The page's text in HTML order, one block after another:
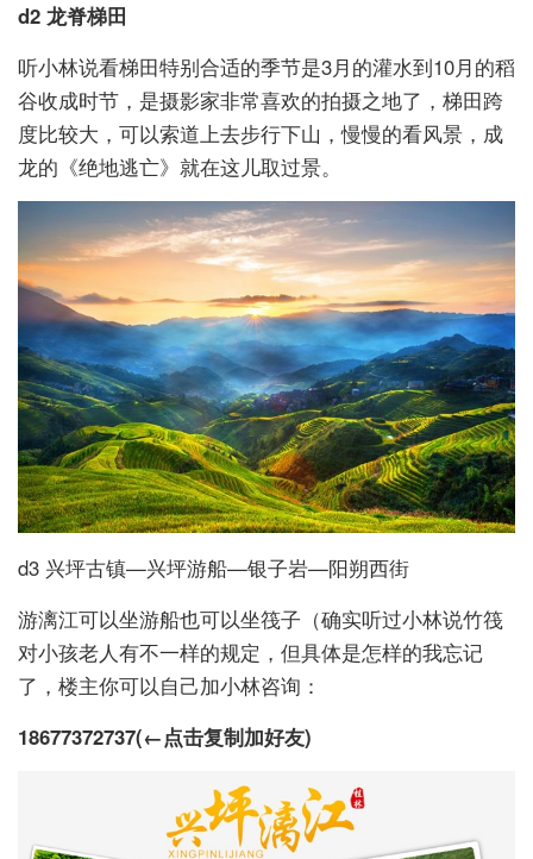
d2 龙脊梯田
听小林说看梯田特别合适的季节是3月的灌水到10月的稻
谷收成时节，是摄影家非常喜欢的拍摄之地了，梯田跨
度比较大，可以索道上去步行下山，慢慢的看风景，成
龙的《绝地逃亡》就在这儿取过景。
d3 兴坪古镇—兴坪游船—银子岩—阳朔西街
游漓江可以坐游船也可以坐筏子（确实听过小林说竹筏
对小孩老人有不一样的规定，但具体是怎样的我忘记
了，楼主你可以自己加小林咨询：
18677372737(←点击复制加好友)